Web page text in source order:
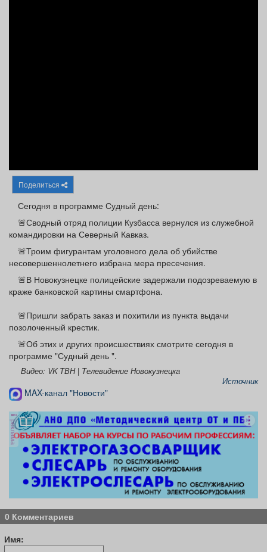
Поделиться
Сегодня в программе Судный день:
🚨Сводный отряд полиции Кузбасса вернулся из служебной
командировки на Северный Кавказ.
🚨Троим фигурантам уголовного дела об убийстве
несовершеннолетнего избрана мера пресечения.
🚨В Новокузнецке полицейские задержали подозреваемую в
краже банковской картины смартфона.
🚨Пришли забрать заказ и похитили из пункта выдачи
позолоченный крестик.
🚨Об этих и других происшествиях смотрите сегодня в
программе "Судный день ".
Видео: VK ТВН | Телевидение Новокузнецка
Источник
MAX-канал "Новости"
реклама
0 Комментариев
Имя: